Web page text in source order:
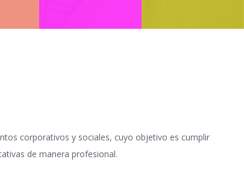
corporativos y sociales, cuyo objetivo es cumplir
de manera profesional.